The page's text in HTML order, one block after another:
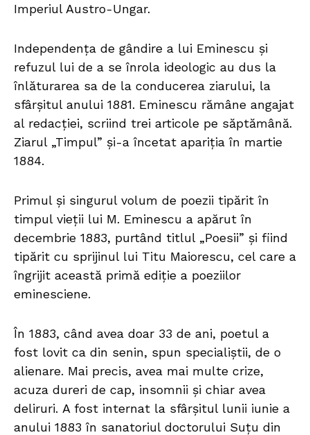
Imperiul Austro-Ungar.
Independența de gândire a lui Eminescu și
refuzul lui de a se înrola ideologic au dus la
înlăturarea sa de la conducerea ziarului, la
sfârșitul anului 1881. Eminescu rămâne angajat
al redacţiei, scriind trei articole pe săptămână.
Ziarul „Timpul” și-a încetat apariția în martie
1884.
Primul și singurul volum de poezii tipărit în
timpul vieţii lui M. Eminescu a apărut în
decembrie 1883, purtând titlul „Poesii” și fiind
tipărit cu sprijinul lui Titu Maiorescu, cel care a
îngrijit această primă ediție a poeziilor
eminesciene.
În 1883, când avea doar 33 de ani, poetul a
fost lovit ca din senin, spun specialiştii, de o
alienare. Mai precis, avea mai multe crize,
acuza dureri de cap, insomnii și chiar avea
deliruri. A fost internat la sfârşitul lunii iunie a
anului 1883 în sanatoriul doctorului Suțu din